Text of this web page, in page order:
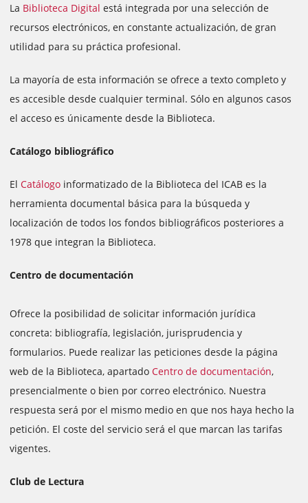
La Biblioteca Digital está integrada por una selección de
recursos electrónicos, en constante actualización, de gran
utilidad para su práctica profesional.
La mayoría de esta información se ofrece a texto completo y
es accesible desde cualquier terminal. Sólo en algunos casos
el acceso es únicamente desde la Biblioteca.
Catálogo bibliográfico
El Catálogo informatizado de la Biblioteca del ICAB es la
herramienta documental básica para la búsqueda y
localización de todos los fondos bibliográficos posteriores a
1978 que integran la Biblioteca.
Centro de documentación
Ofrece la posibilidad de solicitar información jurídica
concreta: bibliografía, legislación, jurisprudencia y
formularios. Puede realizar las peticiones desde la página
web de la Biblioteca, apartado Centro de documentación,
presencialmente o bien por correo electrónico. Nuestra
respuesta será por el mismo medio en que nos haya hecho la
petición. El coste del servicio será el que marcan las tarifas
vigentes.
Club de Lectura